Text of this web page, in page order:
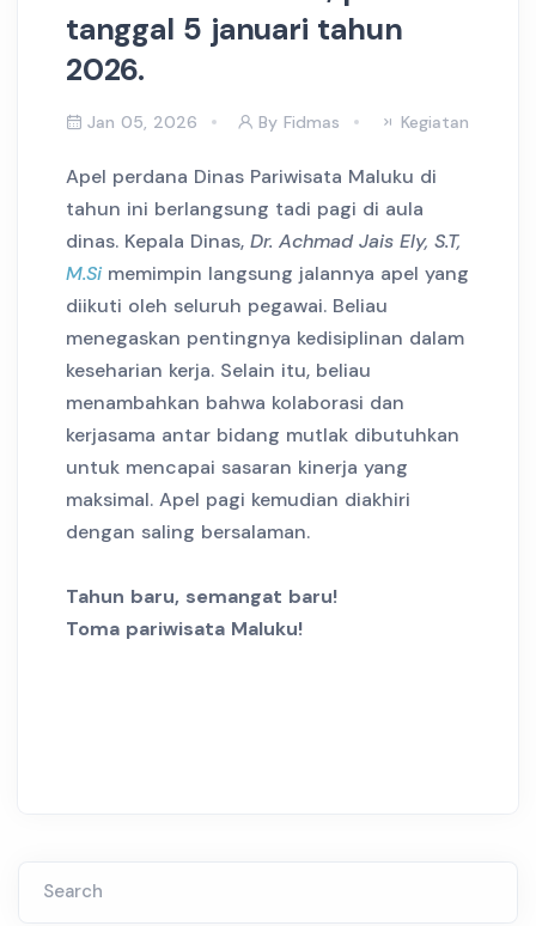
tanggal 5 januari tahun
2026.
Jan 05, 2026 By Fidmas Kegiatan
Apel perdana Dinas Pariwisata Maluku di
tahun ini berlangsung tadi pagi di aula
dinas. Kepala Dinas, Dr. Achmad Jais Ely, S.T,
M.Si memimpin langsung jalannya apel yang
diikuti oleh seluruh pegawai. Beliau
menegaskan pentingnya kedisiplinan dalam
keseharian kerja. Selain itu, beliau
menambahkan bahwa kolaborasi dan
kerjasama antar bidang mutlak dibutuhkan
untuk mencapai sasaran kinerja yang
maksimal. Apel pagi kemudian diakhiri
dengan saling bersalaman.
Tahun baru, semangat baru!
Toma pariwisata Maluku!
Search